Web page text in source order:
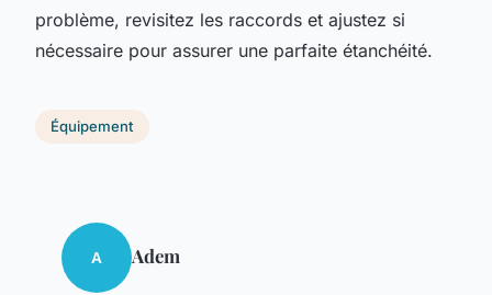
problème, revisitez les raccords et ajustez si
nécessaire pour assurer une parfaite étanchéité.
Équipement
A Adem